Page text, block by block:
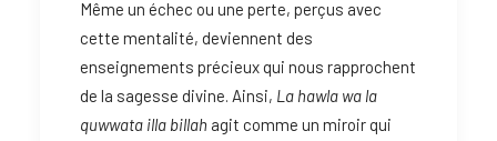
Même un échec ou une perte, perçus avec
cette mentalité, deviennent des
enseignements précieux qui nous rapprochent
de la sagesse divine. Ainsi, La hawla wa la
quwwata illa billah agit comme un miroir qui